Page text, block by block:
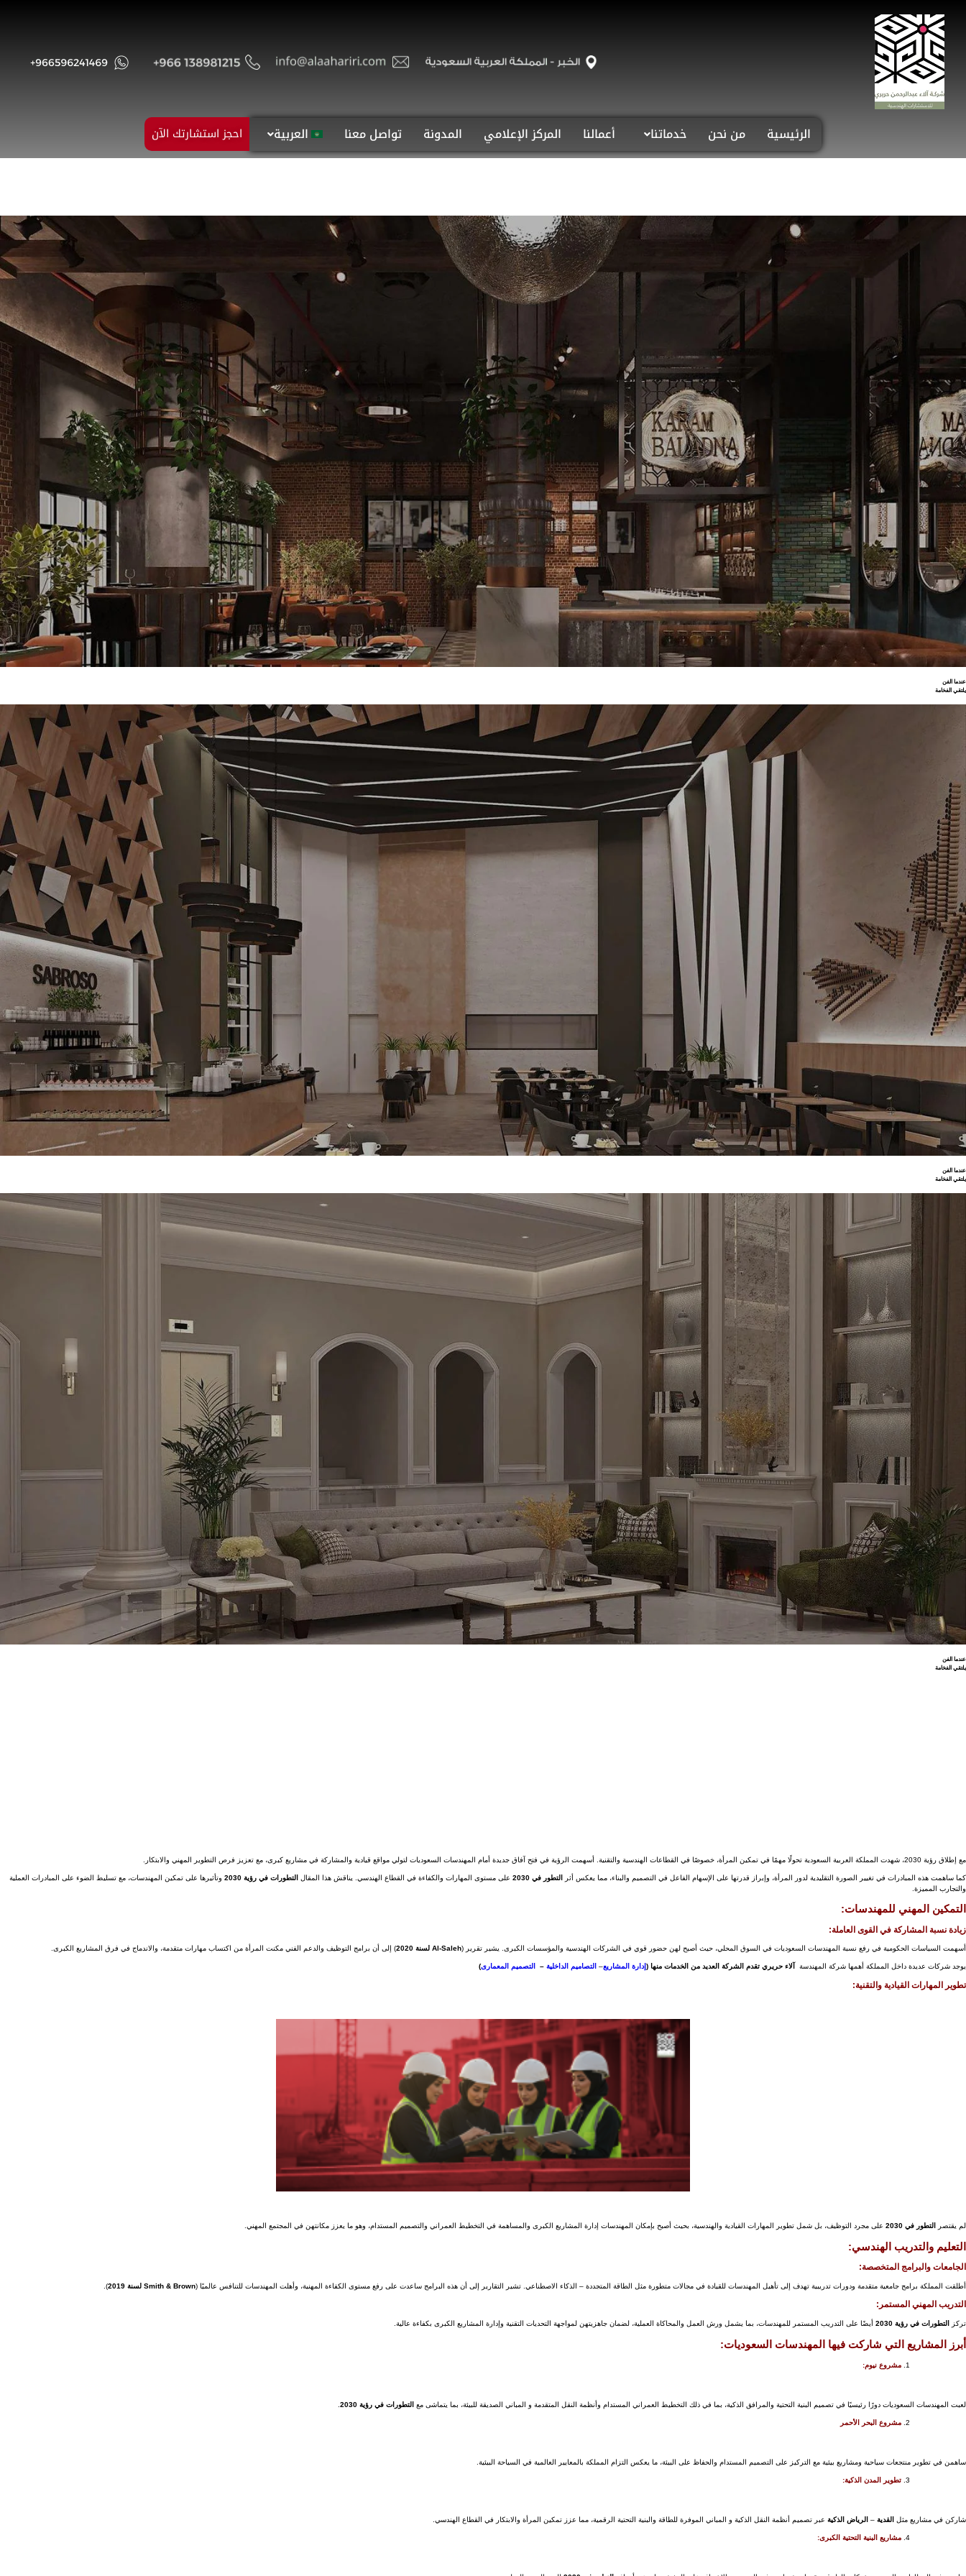
الرئيسية من نحن خدماتنا أعمالنا المركز الإعلامي المدونة تواصل معنا العربية احجز استشارتك الآن
عندما الفن
يلتقي الفخامة
عندما الفن
يلتقي الفخامة
عندما الفن
يلتقي الفخامة
مع إطلاق رؤية 2030، شهدت المملكة العربية السعودية تحولًا مهمًا في تمكين المرأة، خصوصًا في القطاعات الهندسية والتقنية. أسهمت الرؤية في فتح آفاق جديدة أمام المهندسات السعوديات لتولي مواقع قيادية والمشاركة في مشاريع كبرى، مع تعزيز فرص التطوير المهني والابتكار.
كما ساهمت هذه المبادرات في تغيير الصورة التقليدية لدور المرأة، وإبراز قدرتها على الإسهام الفاعل في التصميم والبناء، مما يعكس أثر التطور في 2030 على مستوى المهارات والكفاءة في القطاع الهندسي. يناقش هذا المقال التطورات في رؤية 2030
وتأثيرها على تمكين المهندسات، مع تسليط الضوء على المبادرات العملية
والتجارب المميزة.
التمكين المهني للمهندسات:
زيادة نسبة المشاركة في القوى العاملة:
أسهمت السياسات الحكومية في رفع نسبة المهندسات السعوديات في السوق المحلي، حيث أصبح لهن حضور قوي في الشركات الهندسية والمؤسسات الكبرى. يشير تقرير (Al-Saleh لسنة 2020 ) إلى أن برامج التوظيف والدعم الفني مكنت المرأة من اكتساب مهارات متقدمة، والاندماج في فرق المشاريع الكبرى.
يوجد شركات عديدة داخل المملكة أهمها شركة المهندسة آلاء حريري تقدم الشركة العديد من الخدمات منها (إدارة المشاريع– التصاميم الداخلية – التصميم المعمارى)
تطوير المهارات القيادية والتقنية:
لم يقتصر التطور في 2030 على مجرد التوظيف، بل شمل تطوير المهارات القيادية والهندسية، بحيث أصبح بإمكان المهندسات إدارة المشاريع الكبرى والمساهمة في التخطيط العمراني والتصميم المستدام، وهو ما يعزز مكانتهن في المجتمع المهني.
التعليم والتدريب الهندسي:
الجامعات والبرامج المتخصصة:
أطلقت المملكة برامج جامعية متقدمة ودورات تدريبية تهدف إلى تأهيل المهندسات للقيادة في مجالات متطورة مثل الطاقة المتجددة – الذكاء الاصطناعي. تشير التقارير إلى أن هذه البرامج ساعدت على رفع مستوى الكفاءة المهنية، وأهلت المهندسات للتنافس عالميًا (Smith & Brown لسنة 2019 ).
التدريب المهني المستمر:
تركز التطورات في رؤية 2030 أيضًا على التدريب المستمر للمهندسات، بما يشمل ورش العمل والمحاكاة العملية، لضمان جاهزيتهن لمواجهة التحديات التقنية وإدارة المشاريع الكبرى بكفاءة عالية.
أبرز المشاريع التي شاركت فيها المهندسات السعوديات:
مشروع نيوم:
لعبت المهندسات السعوديات دورًا رئيسيًا في تصميم البنية التحتية والمرافق الذكية، بما في ذلك التخطيط العمراني المستدام وأنظمة النقل المتقدمة و المباني الصديقة للبيئة، بما يتماشى مع التطورات في رؤية 2030
مشروع البحر الأحمر
ساهمن في تطوير منتجعات سياحية ومشاريع بيئية مع التركيز على التصميم المستدام والحفاظ على البيئة، ما يعكس التزام المملكة بالمعايير العالمية في السياحة البيئية.
تطوير المدن الذكية:
شاركن في مشاريع مثل القدية – الرياض الذكية عبر تصميم أنظمة النقل الذكية و المباني الموفرة للطاقة والبنية التحتية الرقمية، مما عزز تمكين المرأة والابتكار في القطاع الهندسي.
مشاريع البنية التحتية الكبرى: